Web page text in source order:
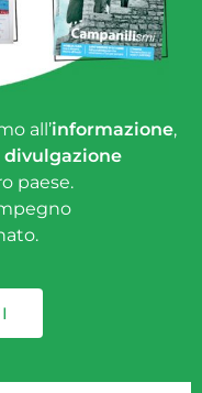
all’informazione,
divulgazione
paese.